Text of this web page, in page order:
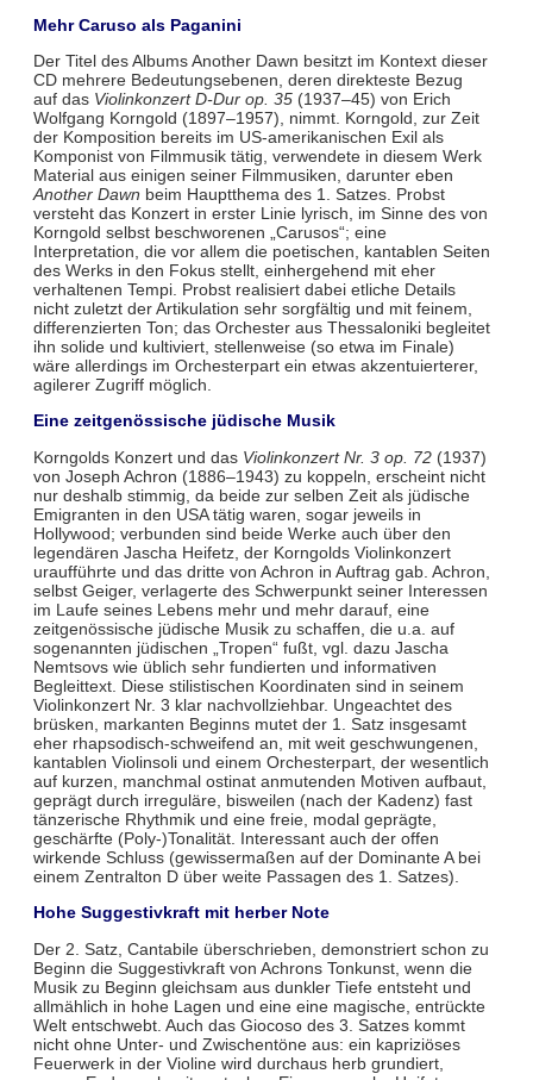
Mehr Caruso als Paganini
Der Titel des Albums Another Dawn besitzt im Kontext dieser
CD mehrere Bedeutungsebenen, deren direkteste Bezug
auf das Violinkonzert D-Dur op. 35(1937–45) von Erich
Wolfgang Korngold (1897–1957), nimmt. Korngold, zur Zeit
der Komposition bereits im US-amerikanischen Exil als
Komponist von Filmmusik tätig, verwendete in diesem Werk
Material aus einigen seiner Filmmusiken, darunter eben
Another Dawn beim Hauptthema des 1. Satzes. Probst
versteht das Konzert in erster Linie lyrisch, im Sinne des von
Korngold selbst beschworenen „Carusos“; eine
Interpretation, die vor allem die poetischen, kantablen Seiten
des Werks in den Fokus stellt, einhergehend mit eher
verhaltenen Tempi. Probst realisiert dabei etliche Details
nicht zuletzt der Artikulation sehr sorgfältig und mit feinem,
differenzierten Ton; das Orchester aus Thessaloniki begleitet
ihn solide und kultiviert, stellenweise (so etwa im Finale)
wäre allerdings im Orchesterpart ein etwas akzentuierterer,
agilerer Zugriff möglich.
Eine zeitgenössische jüdische Musik
Korngolds Konzert und das Violinkonzert Nr. 3 op. 72(1937)
von Joseph Achron (1886–1943) zu koppeln, erscheint nicht
nur deshalb stimmig, da beide zur selben Zeit als jüdische
Emigranten in den USA tätig waren, sogar jeweils in
Hollywood; verbunden sind beide Werke auch über den
legendären Jascha Heifetz, der Korngolds Violinkonzert
uraufführte und das dritte von Achron in Auftrag gab. Achron,
selbst Geiger, verlagerte des Schwerpunkt seiner Interessen
im Laufe seines Lebens mehr und mehr darauf, eine
zeitgenössische jüdische Musik zu schaffen, die u.a. auf
sogenannten jüdischen „Tropen“ fußt, vgl. dazu Jascha
Nemtsovs wie üblich sehr fundierten und informativen
Begleittext. Diese stilistischen Koordinaten sind in seinem
Violinkonzert Nr. 3 klar nachvollziehbar. Ungeachtet des
brüsken, markanten Beginns mutet der 1. Satz insgesamt
eher rhapsodisch-schweifend an, mit weit geschwungenen,
kantablen Violinsoli und einem Orchesterpart, der wesentlich
auf kurzen, manchmal ostinat anmutenden Motiven aufbaut,
geprägt durch irreguläre, bisweilen (nach der Kadenz) fast
tänzerische Rhythmik und eine freie, modal geprägte,
geschärfte (Poly-)Tonalität. Interessant auch der offen
wirkende Schluss (gewissermaßen auf der Dominante A bei
einem Zentralton D über weite Passagen des 1. Satzes).
Hohe Suggestivkraft mit herber Note
Der 2. Satz, Cantabile überschrieben, demonstriert schon zu
Beginn die Suggestivkraft von Achrons Tonkunst, wenn die
Musik zu Beginn gleichsam aus dunkler Tiefe entsteht und
allmählich in hohe Lagen und eine eine magische, entrückte
Welt entschwebt. Auch das Giocoso des 3. Satzes kommt
nicht ohne Unter- und Zwischentöne aus: ein kapriziöses
Feuerwerk in der Violine wird durchaus herb grundiert,